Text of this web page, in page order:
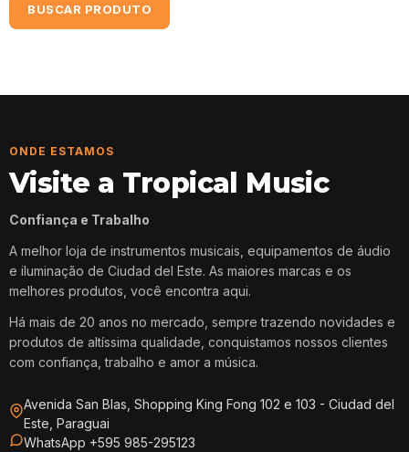
BUSCAR PRODUTO
ONDE ESTAMOS
Visite a Tropical Music
Confiança e Trabalho
A melhor loja de instrumentos musicais, equipamentos de áudio
e iluminação de Ciudad del Este. As maiores marcas e os
melhores produtos, você encontra aqui.
Há mais de 20 anos no mercado, sempre trazendo novidades e
produtos de altíssima qualidade, conquistamos nossos clientes
com confiança, trabalho e amor a música.
Avenida San Blas, Shopping King Fong 102 e 103 - Ciudad del
Este, Paraguai
WhatsApp +595 985-295123